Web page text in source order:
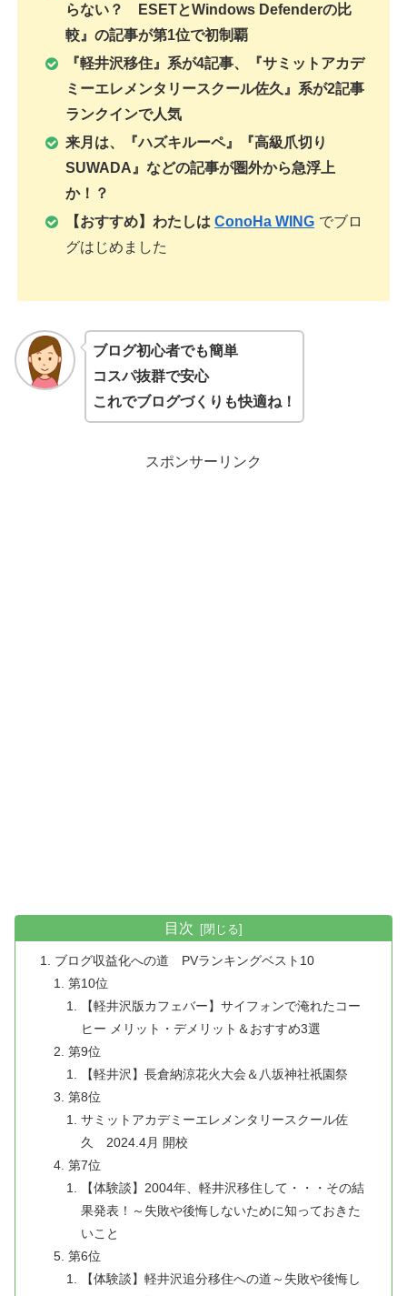
らない？ ESETとWindows Defenderの比
較』の記事が第1位で初制覇
『軽井沢移住』系が4記事、『サミットアカデ
ミーエレメンタリースクール佐久 』系が2記事
ランクインで人気
来月は、『ハズキルーペ』『高級爪切り
SUWADA』などの記事が圏外から急浮上
か！？
【おすすめ】わたしはConoHa WING でブロ
グはじめました
ブログ初心者でも簡単
コスパ抜群で安心
これでブログづくりも快適ね！
スポンサーリンク
目次
ブログ収益化への道 PVランキングベスト10
第10位
【軽井沢版カフェバー】サイフォンで淹れたコー
ヒー メリット・デメリット＆おすすめ3選
第9位
【軽井沢】長倉納涼花火大会＆八坂神社祇園祭
第8位
サミットアカデミーエレメンタリースクール佐
久 2024.4月 開校
第7位
【体験談】2004年、軽井沢移住して・・・その結
果発表！～失敗や後悔しないために知っておきた
いこと
第6位
【体験談】軽井沢追分移住への道～失敗や後悔し